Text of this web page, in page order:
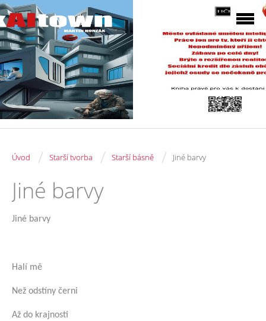
Úvod / Starší tvorba / Starší básně / Jiné barvy
Jiné barvy
Jiné barvy
Halí mě
Než odstíny černi
Až do krajnosti